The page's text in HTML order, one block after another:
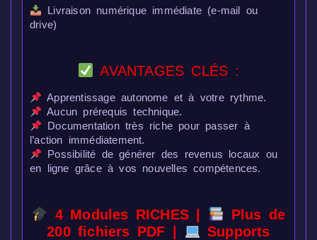
Livraison numérique immédiate (e-mail ou
drive)
AVANTAGES CLÉS :
Apprentissage autonome et à votre rythme.
Aucun prérequis technique.
Documentation très riche pour passer à
l’action immédiatement.
Possibilité de générer des revenus locaux ou
en ligne grâce à vos nouvelles compétences.
4 Modules RICHES |
Plus de
200 fichiers PDF |
Supports